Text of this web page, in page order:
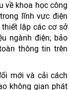
về khoa học công
lĩnh vực điện
thiết lập các cơ sở
ngành điện; bảo
thông tin trên
mới và cải cách
không gian phát